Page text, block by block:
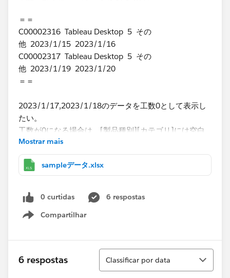
＝＝
C00002316 Tableau Desktop 5 その
他 2023/1/15 2023/1/16
C00002317 Tableau Desktop 5 その
他 2023/1/19 2023/1/20
＝＝
2023/1/17,2023/1/18のデータを工数0として表示し
たい。
工数が0になる場合は、[製品種別][カテゴリ]には空白
もしくは「ー」を表示する
工数をカウントする
・製品種別，カテゴリごとにまとめる
​下記のような2つのデータがある場合、
＝＝
Mostrar mais
sampleデータ.xlsx
0 curtidas
6 respostas
Compartilhar
Show menu
6 respostas
Classificar
Classificar por data